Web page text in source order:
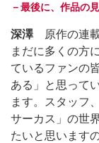
－最後に、作品の
深澤 原作の連
まだに多くの方
ているファンの
ある」と思って
ます。スタッフ
サーカス」の世
たいと思います